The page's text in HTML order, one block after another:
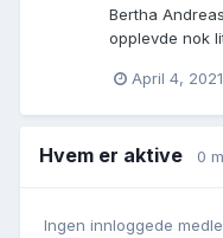
Bertha
opplevde nok
April 4, 2021
Hvem er aktive 0
Ingen innloggede